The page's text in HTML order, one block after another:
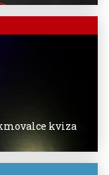
kviza